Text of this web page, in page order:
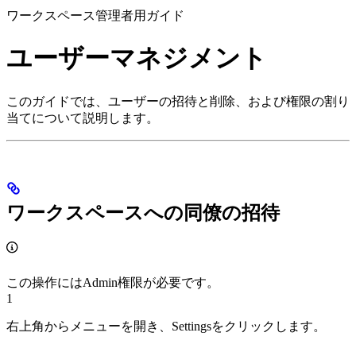
ワークスペース管理者用ガイド
ユーザーマネジメント
このガイドでは、ユーザーの招待と削除、および権限の割り
当てについて説明します。
ワークスペースへの同僚の招待
この操作にはAdmin権限が必要です。
1
右上角からメニューを開き、Settingsをクリックします。